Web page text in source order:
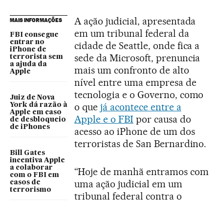
MAIS INFORMAÇÕES
FBI consegue
entrar no
iPhone de
terrorista sem
a ajuda da
Apple
Juiz de Nova
York dá razão à
Apple em caso
de desbloqueio
de iPhones
Bill Gates
incentiva Apple
a colaborar
com o FBI em
casos de
terrorismo
A ação judicial, apresentada
em um tribunal federal da
cidade de Seattle, onde fica a
sede da Microsoft, prenuncia
mais um confronto de alto
nível entre uma empresa de
tecnologia e o Governo, como
o que já acontece entre a
Apple e o FBI por causa do
acesso ao iPhone de um dos
terroristas de San Bernardino.
“Hoje de manhã entramos com
uma ação judicial em um
tribunal federal contra o